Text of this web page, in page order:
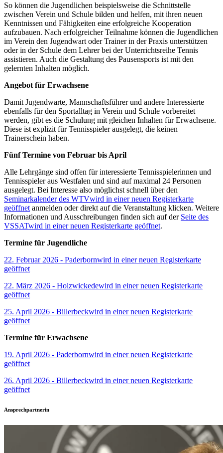
So können die Jugendlichen beispielsweise die Schnittstelle
zwischen Verein und Schule bilden und helfen, mit ihren neuen
Kenntnissen und Fähigkeiten eine erfolgreiche Kooperation
aufzubauen. Nach erfolgreicher Teilnahme können die Jugendlichen
im Verein den Jugendwart oder Trainer in der Praxis unterstützen
oder in der Schule dem Lehrer bei der Unterrichtsreihe Tennis
assistieren. Auch die Gestaltung des Pausensports ist mit den
gelernten Inhalten möglich.
Angebot für Erwachsene
Damit Jugendwarte, Mannschaftsführer und andere Interessierte
ebenfalls für den Sportalltag in Verein und Schule vorbereitet
werden, gibt es die Schulung mit gleichen Inhalten für Erwachsene.
Diese ist explizit für Tennisspieler ausgelegt, die keinen
Trainerschein haben.
Fünf Termine von Februar bis April
Alle Lehrgänge sind offen für interessierte Tennisspielerinnen und
Tennisspieler aus Westfalen und sind auf maximal 24 Personen
ausgelegt. Bei Interesse also möglichst schnell über den
Seminarkalender des WTVwird in einer neuen Registerkarte
geöffnet anmelden oder direkt auf die Veranstaltung klicken. Weitere
Informationen und Ausschreibungen finden sich auf der Seite des
VSSATwird in einer neuen Registerkarte geöffnet.
Termine für Jugendliche
22. Februar 2026 - Paderbornwird in einer neuen Registerkarte
geöffnet
22. März 2026 - Holzwickedewird in einer neuen Registerkarte
geöffnet
25. April 2026 - Billerbeckwird in einer neuen Registerkarte
geöffnet
Termine für Erwachsene
19. April 2026 - Paderbornwird in einer neuen Registerkarte
geöffnet
26. April 2026 - Billerbeckwird in einer neuen Registerkarte
geöffnet
Ansprechpartnerin